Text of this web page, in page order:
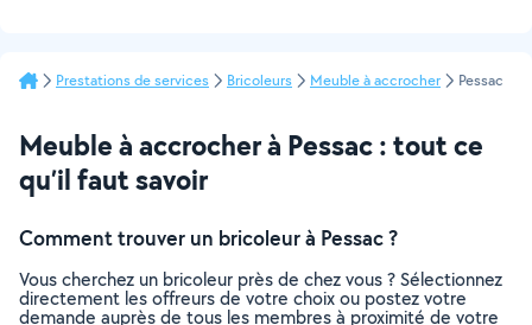
Prestations de services Bricoleurs Meuble à accrocher Pessac
Meuble à accrocher à Pessac : tout ce
qu’il faut savoir
Comment trouver un bricoleur à Pessac ?
Vous cherchez un bricoleur près de chez vous ? Sélectionnez
directement les offreurs de votre choix ou postez votre
demande auprès de tous les membres à proximité de votre